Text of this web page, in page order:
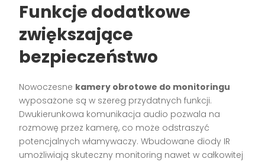
Funkcje dodatkowe
zwiększające
bezpieczeństwo
Nowoczesne kamery obrotowe do monitoringu
wyposażone są w szereg przydatnych funkcji.
Dwukierunkowa komunikacja audio pozwala na
rozmowę przez kamerę, co może odstraszyć
potencjalnych włamywaczy. Wbudowane diody IR
umożliwiają skuteczny monitoring nawet w całkowitej